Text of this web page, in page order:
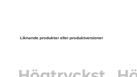
Liknande produkter eller produktversioner